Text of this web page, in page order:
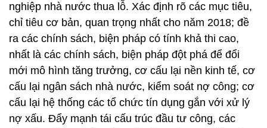
nghiệp nhà nước thua lỗ. Xác định rõ các mục tiêu,
chỉ tiêu cơ bản, quan trọng nhất cho năm 2018; đề
ra các chính sách, biện pháp có tính khả thi cao,
nhất là các chính sách, biện pháp đột phá để đổi
mới mô hình tăng trưởng, cơ cấu lại nền kinh tế, cơ
cấu lại ngân sách nhà nước, kiểm soát nợ công; cơ
cấu lại hệ thống các tổ chức tín dụng gắn với xử lý
nợ xấu. Đẩy mạnh tái cấu trúc đầu tư công, các